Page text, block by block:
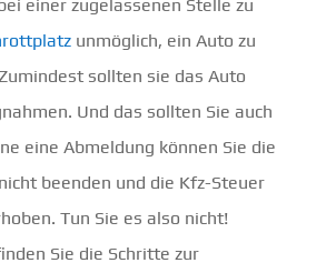
einer zugelassenen Stelle zu
unmöglich, ein Auto zu
sollten sie das Auto
Und das sollten Sie auch
eine Abmeldung können Sie die
beenden und die Kfz-Steuer
Tun Sie es also nicht!
Sie die Schritte zur